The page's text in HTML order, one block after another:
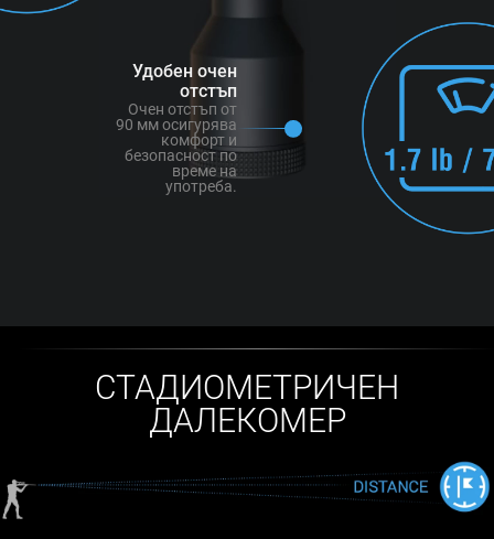
Удобен очен
отстъп
Очен отстъп от
90 мм осигурява
комфорт и
безопасност по
време на
употреба.
СТАДИОМЕТРИЧЕН
ДАЛЕКОМЕР